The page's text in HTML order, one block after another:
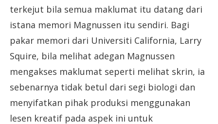
terkejut bila semua maklumat itu datang dari
istana memori Magnussen itu sendiri. Bagi
pakar memori dari Universiti California, Larry
Squire, bila melihat adegan Magnussen
mengakses maklumat seperti melihat skrin, ia
sebenarnya tidak betul dari segi biologi dan
menyifatkan pihak produksi menggunakan
lesen kreatif pada aspek ini untuk